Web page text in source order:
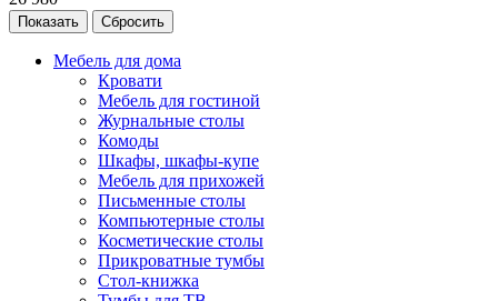
Сбросить
Мебель для дома
Кровати
Мебель для гостиной
Журнальные столы
Комоды
Шкафы, шкафы-купе
Мебель для прихожей
Письменные столы
Компьютерные столы
Косметические столы
Прикроватные тумбы
Стол-книжка